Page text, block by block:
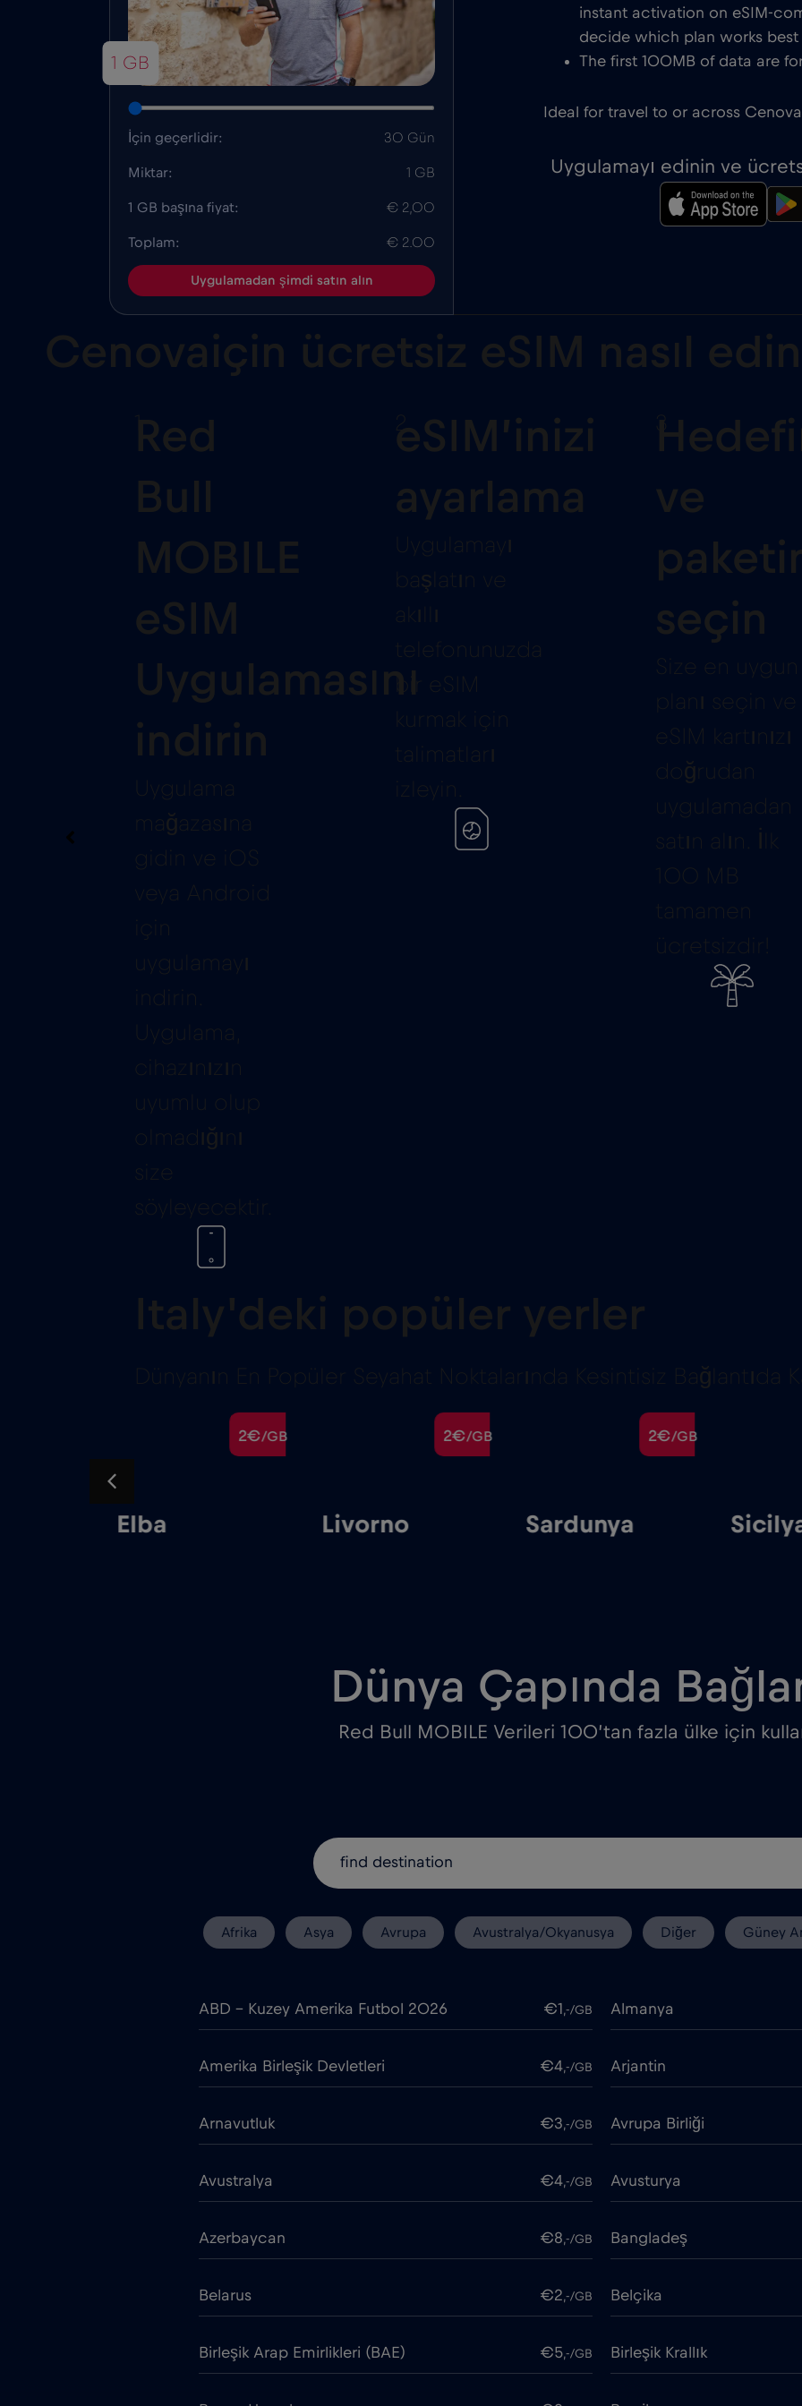
1 GB
İçin geçerlidir: 30 Gün
Miktar: 1 GB
1 GB başına fiyat: € 2,00
Toplam: € 2.00
Uygulamadan şimdi satın alın
instant activation on eSIM-
decide which plan works best
The first 100MB of data are
Ideal for travel to or across
Uygulamayı edinin ve
Cenovaiçin ücretsiz eSIM nasıl
1Red
Bull
MOBILE
eSIM
Uygulamasını
indirin
Uygulama
mağazasına
gidin ve iOS
veya Android
uygulamayı
indirin.
Uygulama,
cihazınızın
uyumlu olup
olmadığını
size
söyleyecektir.
2
eSIM’inizi
ayarlama
Uygulamayı
başlatın ve
akıllı
telefonunuzda
bir eSIM
kurmak için
talimatları
izleyin.
3
ve
seçin
Size en uygun
planı seçin ve
eSIM kartınızı
doğrudan
uygulamadan
satın alın. İlk
100 MB
tamamen
ücretsizdir!
Italy'deki popüler yerler
Dünyanın En Popüler Seyahat Noktalarında Kesintisiz Bağlantıda
2€/GB
Elba
2€/GB
Livorno
2€/GB
Sardunya
Dünya Çapında
Red Bull MOBILE Verileri 100’tan fazla ülke için
Afrika Asya Avrupa Avustralya/Okyanusya Diğer Güney
ABD - Kuzey Amerika Futbol 2026 €1 ,-/GB Almanya
Amerika Birleşik Devletleri €4,-/GB Arjantin
Arnavutluk €3,-/GB Avrupa Birliği
Avustralya €4,-/GB Avusturya
Azerbaycan €8,-/GB Bangladeş
Belarus €2,-/GB Belçika
Birleşik Arap Emirlikleri (BAE) €5,-/GB Birleşik Krallık